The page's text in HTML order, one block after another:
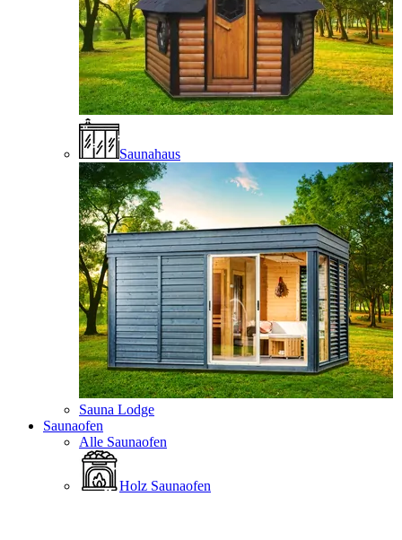
Saunahaus
Sauna Lodge
Saunaofen
Alle Saunaofen
Holz Saunaofen